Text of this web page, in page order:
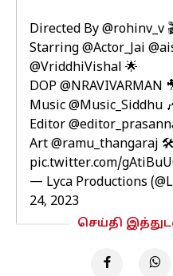
Directed By @rohinv_v
Starring @Actor_Jai
@VriddhiVishal 🌟
DOP @NRAVIVARMAN
Music @Music_Siddhu
Editor
Art @ramu_thangaraj 🛠️
pic.twitter.com/
— Lyca Productions
24, 2023
செய்தி